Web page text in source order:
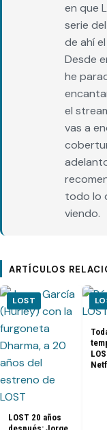
en que
serie
de ahí
Desde
he
el
vas a
todo lo
viendo.
ARTÍCULOS
LOST
LOST 20 años